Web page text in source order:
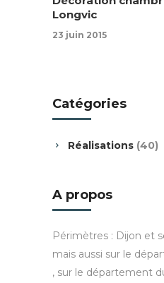
Longvic
23 juin 2015
Catégories
Réalisations (40)
A propos
Périmètres : Dijon et
mais aussi sur le
, sur le département